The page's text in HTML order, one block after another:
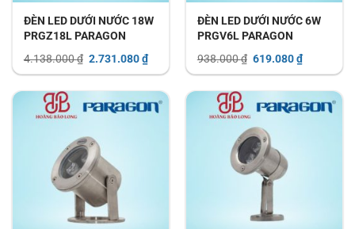
ĐÈN LED DƯỚI NƯỚC 18W
PRGZ18L PARAGON
4.138.000₫ Giá
là:
4.138.000 ₫.
2.731.080₫Giá
hiện
tại
là:
2.731.080 ₫.
ĐÈN LED DƯỚI NƯỚC 6W
PRGV6L PARAGON
938.000₫ Giá
là:
938.000 ₫.
619.080₫Giá
hiện
tại
là:
619.080 ₫.